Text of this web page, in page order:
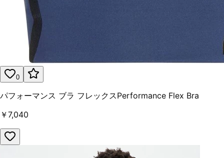
0
パフォーマンス ブラ フレックスPerformance Flex Bra
￥7,040